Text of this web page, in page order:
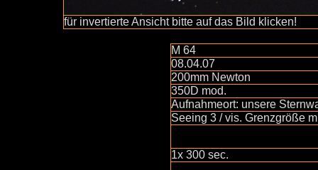
für invertierte Ansicht bitte auf das Bild klicken!
M 64
08.04.07
200mm Newton
350D mod.
Aufnahmeort: unsere
Seeing 3 / vis. Grenzgröße
1x 300 sec.